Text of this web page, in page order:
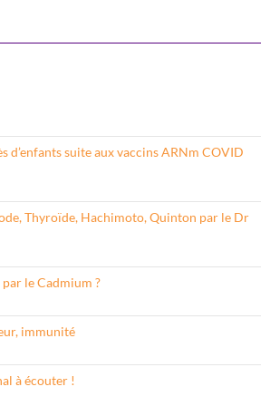
d’enfants suite aux vaccins ARNm COVID
Thyroïde, Hachimoto, Quinton par le Dr
le Cadmium ?
immunité
à écouter !